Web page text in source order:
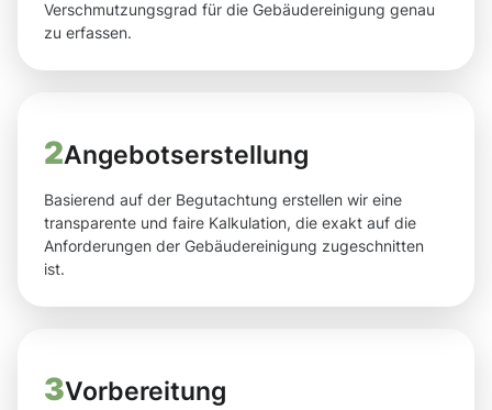
Verschmutzungsgrad für die Gebäudereinigung genau
zu erfassen.
2Angebotserstellung
Basierend auf der Begutachtung erstellen wir eine
transparente und faire Kalkulation, die exakt auf die
Anforderungen der Gebäudereinigung zugeschnitten
ist.
3Vorbereitung